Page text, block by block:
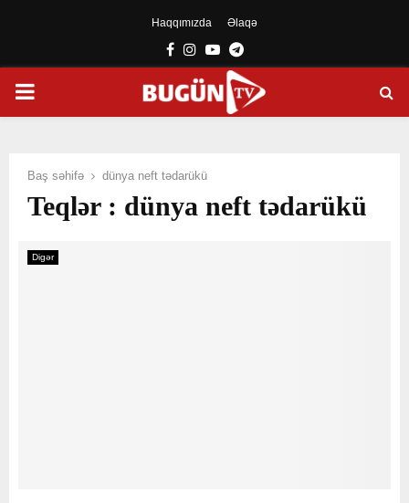
Haqqımızda Əlaqə
Facebook
Instagram
YoutubeTelegram
PRIMARY
Baş səhifə dünya neft tədarükü
Teqlər : dünya neft tədarükü
Digər